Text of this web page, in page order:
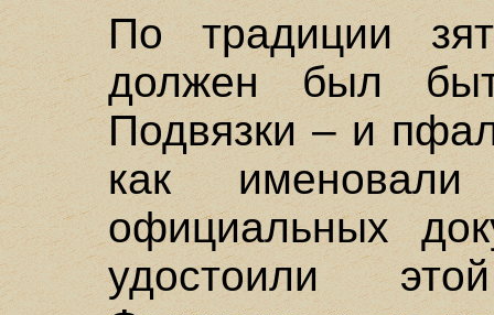
По традиции
должен был
Подвязки – и
как
официальных
удостоили